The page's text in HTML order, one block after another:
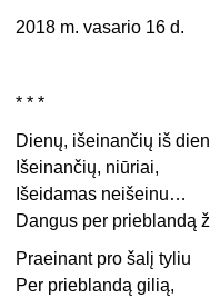
2018 m. vasario 16 d.
* * *
Dienų, išeinančių iš
Išeinančių, niūriai,
Išeidamas neišeinu…
Dangus per prieblandą
Praeinant pro šalį tyliu
Per prieblandą gilią,